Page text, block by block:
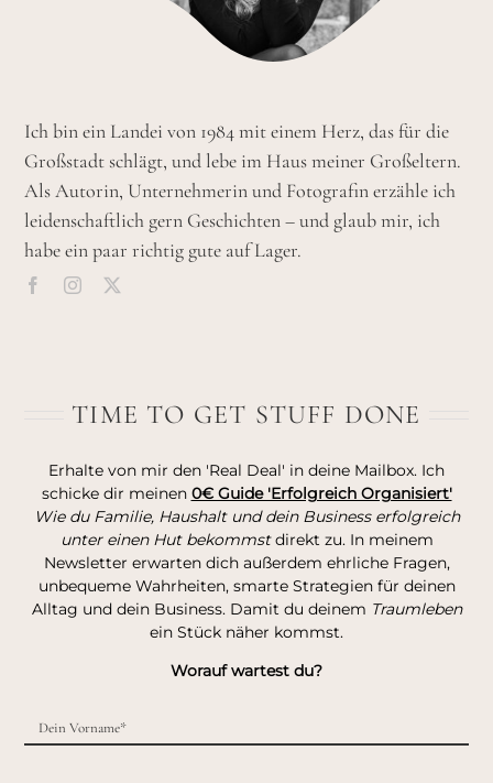
Ich bin ein Landei von 1984 mit einem Herz, das für die
Großstadt schlägt, und lebe im Haus meiner Großeltern.
Als Autorin, Unternehmerin und Fotografin erzähle ich
leidenschaftlich gern Geschichten – und glaub mir, ich
habe ein paar richtig gute auf Lager.
TIME TO GET STUFF DONE
Erhalte von mir den 'Real Deal' in deine Mailbox. Ich
schicke dir meinen 0€ Guide 'Erfolgreich Organisiert'
Wie du Familie, Haushalt und dein Business erfolgreich
unter einen Hut bekommstdirekt zu. In meinem
Newsletter erwarten dich außerdem ehrliche Fragen,
unbequeme Wahrheiten, smarte Strategien für deinen
Alltag und dein Business. Damit du deinem Traumleben
ein Stück näher kommst.
Worauf wartest du?